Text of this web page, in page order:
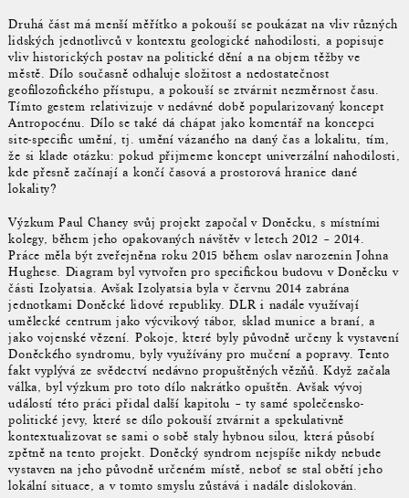
Druhá část má menší měřítko a pokouší se poukázat na vliv různých
lidských jednotlivců v kontextu geologické nahodilosti, a popisuje
vliv historických postav na politické dění a na objem těžby ve
městě. Dílo současně odhaluje složitost a nedostatečnost
geofilozofického přístupu, a pokouší se ztvárnit nezměrnost času.
Tímto gestem relativizuje v nedávné době popularizovaný koncept
Antropocénu. Dílo se také dá chápat jako komentář na koncepci
site-specific umění, tj. umění vázaného na daný čas a lokalitu, tím,
že si klade otázku: pokud přijmeme koncept univerzální nahodilosti,
kde přesně začínají a končí časová a prostorová hranice dané
lokality?
Výzkum Paul Chaney svůj projekt započal v Doněcku, s místními
kolegy, během jeho opakovaných návštěv v letech 2012 – 2014.
Práce měla být zveřejněna roku 2015 během oslav narozenin Johna
Hughese. Diagram byl vytvořen pro specifickou budovu v Doněcku v
části Izolyatsia. Avšak Izolyatsia byla v červnu 2014 zabrána
jednotkami Doněcké lidové republiky. DLR i nadále využívají
umělecké centrum jako výcvikový tábor, sklad munice a braní, a
jako vojenské vězení. Pokoje, které byly původně určeny k vystavení
Doněckého syndromu, byly využívány pro mučení a popravy. Tento
fakt vyplývá ze svědectví nedávno propuštěných vězňů. Když začala
válka, byl výzkum pro toto dílo nakrátko opuštěn. Avšak vývoj
událostí této práci přidal další kapitolu – ty samé společensko-
politické jevy, které se dílo pokouší ztvárnit a spekulativně
kontextualizovat se sami o sobě staly hybnou silou, která působí
zpětně na tento projekt. Doněcký syndrom nejspíše nikdy nebude
vystaven na jeho původně určeném místě, neboť se stal obětí jeho
lokální situace, a v tomto smyslu zůstává i nadále dislokován.